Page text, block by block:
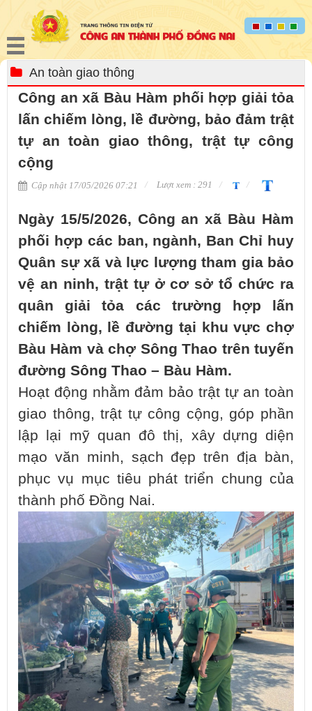
An toàn giao thông
Công an xã Bàu Hàm phối hợp giải tỏa
lấn chiếm lòng, lề đường, bảo đảm trật
tự an toàn giao thông, trật tự công
cộng
Cập nhật 17/05/2026 07:21 Lượt xem : 291
Ngày 15/5/2026, Công an xã Bàu Hàm
phối hợp các ban, ngành, Ban Chỉ huy
Quân sự xã và lực lượng tham gia bảo
vệ an ninh, trật tự ở cơ sở tổ chức ra
quân giải tỏa các trường hợp lấn
chiếm lòng, lề đường tại khu vực chợ
Bàu Hàm và chợ Sông Thao trên tuyến
đường Sông Thao – Bàu Hàm.
Hoạt động nhằm đảm bảo trật tự an toàn
giao thông, trật tự công cộng, góp phần
lập lại mỹ quan đô thị, xây dựng diện
mạo văn minh, sạch đẹp trên địa bàn,
phục vụ mục tiêu phát triển chung của
thành phố Đồng Nai.